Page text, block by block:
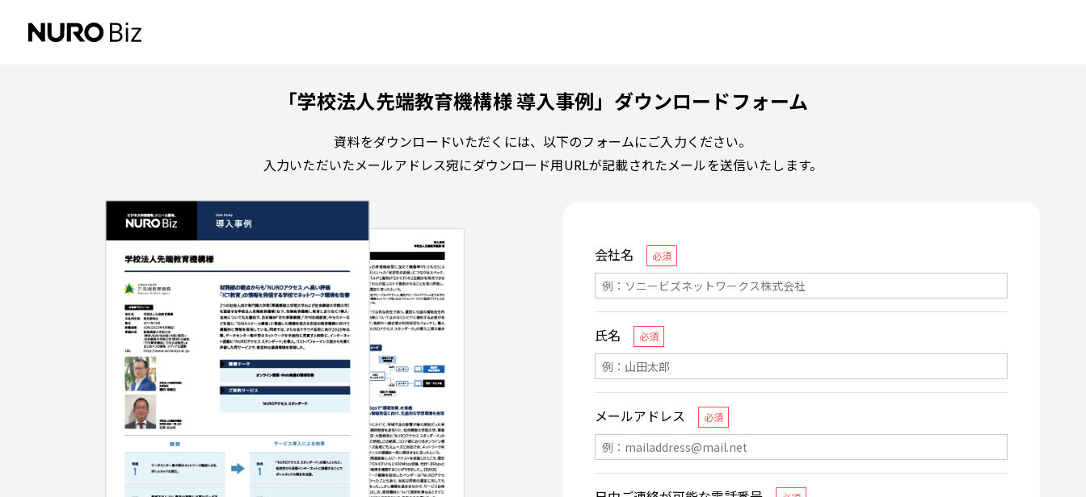
「学校法人先端教育機構様 導入事例」ダウンロードフォーム
資料をダウンロードいただくには、以下のフォームにご入力ください。
入力いただいたメールアドレス宛にダウンロード用URLが記載されたメールを送信いたします。